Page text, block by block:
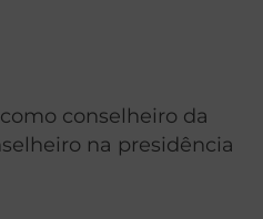
conselheiro da
na presidência